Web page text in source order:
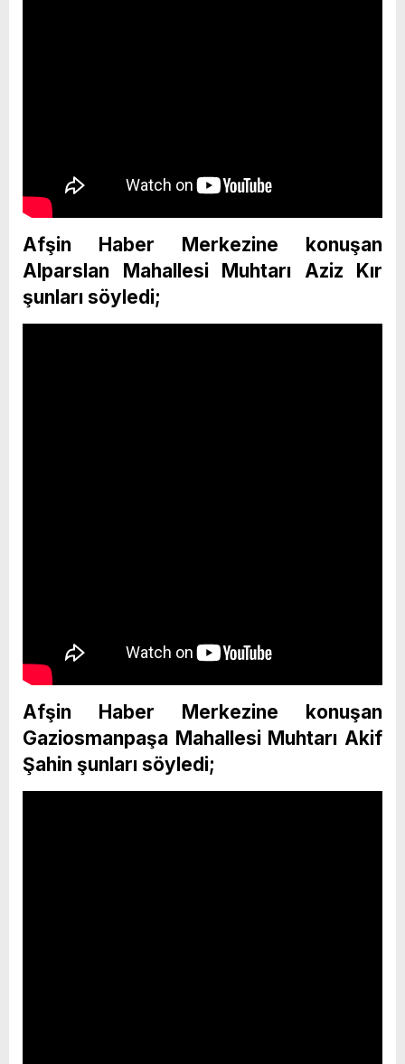
Afşin Haber Merkezine konuşan
Alparslan Mahallesi Muhtarı Aziz Kır
şunları söyledi;
Afşin Haber Merkezine konuşan
Gaziosmanpaşa Mahallesi Muhtarı Akif
Şahin şunları söyledi;